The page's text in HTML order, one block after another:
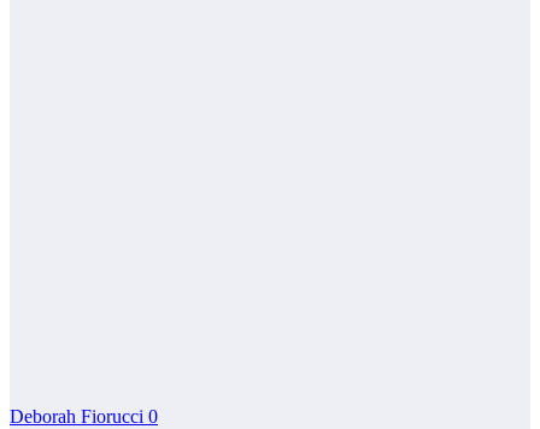
Deborah Fiorucci 0